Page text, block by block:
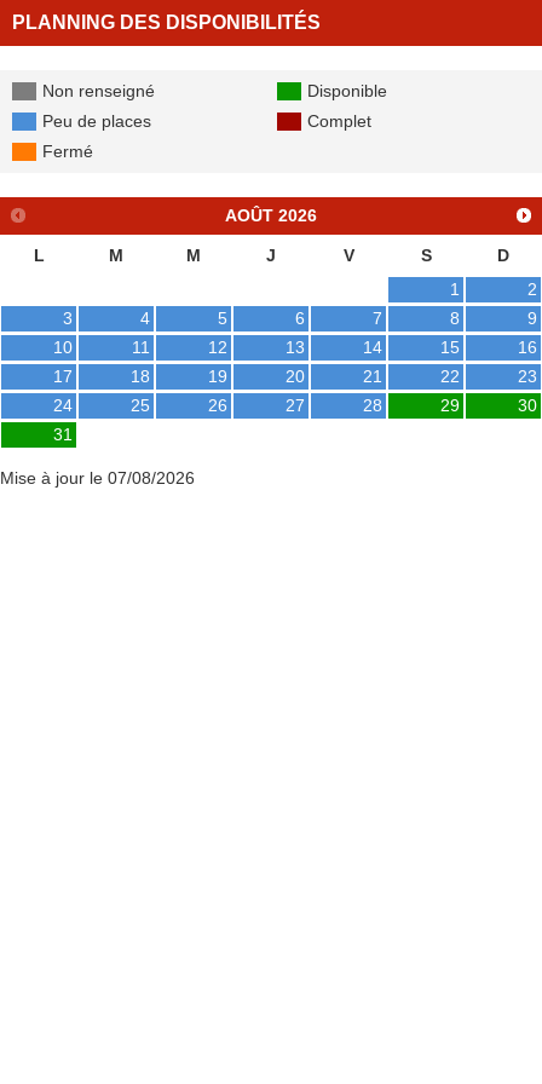
PLANNING DES DISPONIBILITÉS
Non renseigné
Disponible
Peu de places
Complet
Fermé
AOÛT 2026
L M M J V S
D
1
2
3
4 5 6 7 8
9
10
11 12 13 14 15
16
17
18 19 20 21 22
23
24
25 26 27 28 29
30
31
Mise à jour le 07/08/2026